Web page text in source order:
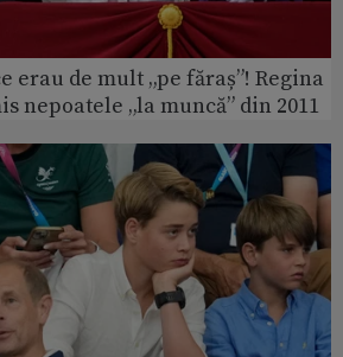
erau de mult „pe făraș”! Regina
nepoatele „la muncă” din 2011